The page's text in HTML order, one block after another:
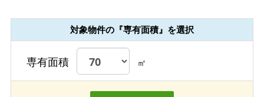
対象物件の『専有面積』を選択
専有面積 ㎡